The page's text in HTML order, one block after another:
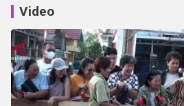
Video